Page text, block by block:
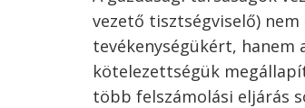
vezető tisztségviselő)
tevékenységükért, hanem
kötelezettségük
több felszámolási eljárás